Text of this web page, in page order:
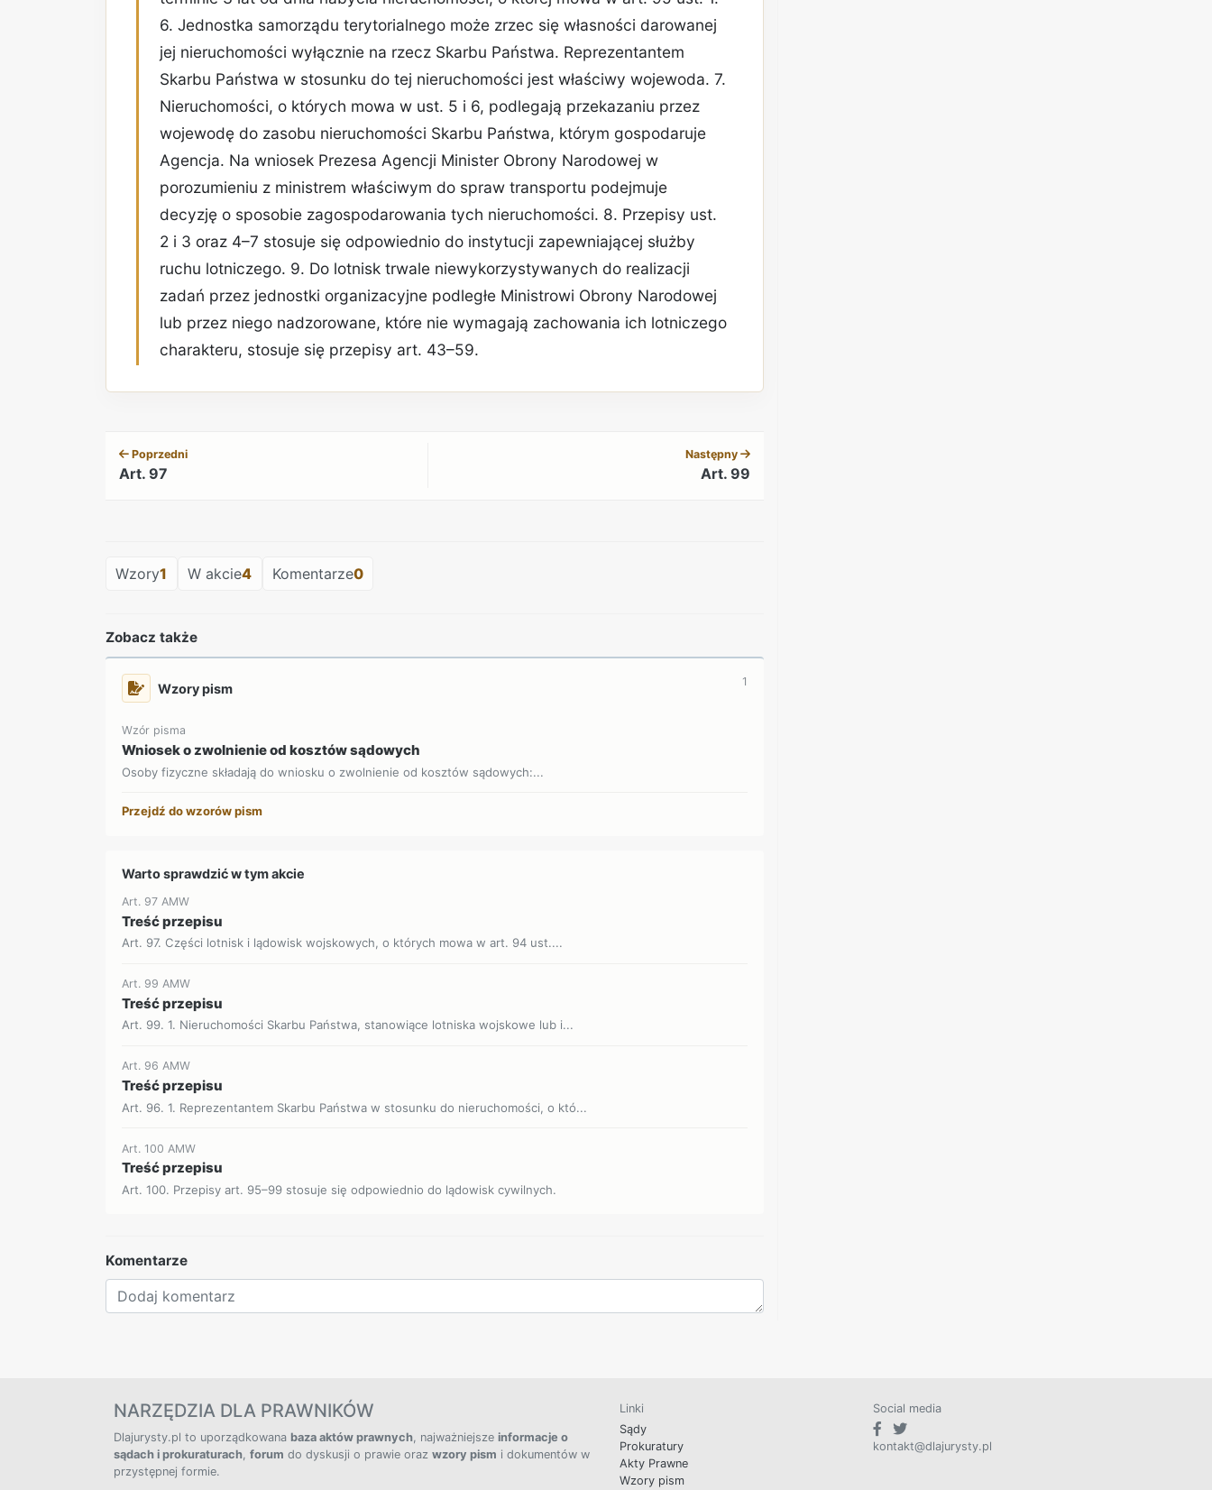
6. Jednostka samorządu terytorialnego może zrzec się własności darowanej
jej nieruchomości wyłącznie na rzecz Skarbu Państwa. Reprezentantem
Skarbu Państwa w stosunku do tej nieruchomości jest właściwy wojewoda. 7.
Nieruchomości, o których mowa w ust. 5 i 6, podlegają przekazaniu przez
wojewodę do zasobu nieruchomości Skarbu Państwa, którym gospodaruje
Agencja. Na wniosek Prezesa Agencji Minister Obrony Narodowej w
porozumieniu z ministrem właściwym do spraw transportu podejmuje
decyzję o sposobie zagospodarowania tych nieruchomości. 8. Przepisy ust.
2 i 3 oraz 4–7 stosuje się odpowiednio do instytucji zapewniającej służby
ruchu lotniczego. 9. Do lotnisk trwale niewykorzystywanych do realizacji
zadań przez jednostki organizacyjne podległe Ministrowi Obrony Narodowej
lub przez niego nadzorowane, które nie wymagają zachowania ich lotniczego
charakteru, stosuje się przepisy art. 43–59.
Poprzedni
Art. 97
Następny
Art. 99
Wzory1 W akcie4 Komentarze0
Zobacz także
Wzory pism 1
Wzór pisma
Wniosek o zwolnienie od kosztów sądowych
Osoby fizyczne składają do wniosku o zwolnienie od kosztów sądowych:...
Przejdź do wzorów pism
Warto sprawdzić w tym akcie
Art. 97 AMW
Treść przepisu
Art. 97. Części lotnisk i lądowisk wojskowych, o których mowa w art. 94 ust....
Art. 99 AMW
Treść przepisu
Art. 99. 1. Nieruchomości Skarbu Państwa, stanowiące lotniska wojskowe lub i...
Art. 96 AMW
Treść przepisu
Art. 96. 1. Reprezentantem Skarbu Państwa w stosunku do nieruchomości, o któ...
Art. 100 AMW
Treść przepisu
Art. 100. Przepisy art. 95–99 stosuje się odpowiednio do lądowisk cywilnych.
Komentarze
NARZĘDZIA DLA PRAWNIKÓW
Dlajurysty.pl to uporządkowana baza aktów prawnych, najważniejsze informacje o
sądach i prokuraturach, forum do dyskusji o prawie oraz wzory pism i dokumentów w
przystępnej formie.
Linki
Sądy
Prokuratury
Akty Prawne
Wzory pism
Social media
kontakt@dlajurysty.pl